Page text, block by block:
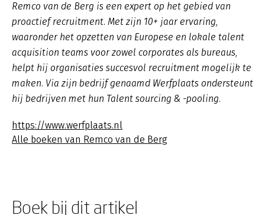
Remco van de Berg is een expert op het gebied van
proactief recruitment. Met zijn 10+ jaar ervaring,
waaronder het opzetten van Europese en lokale talent
acquisition teams voor zowel corporates als bureaus,
helpt hij organisaties succesvol recruitment mogelijk te
maken. Via zijn bedrijf genaamd Werfplaats ondersteunt
hij bedrijven met hun Talent sourcing & -pooling.
https://www.werfplaats.nl
Alle boeken van Remco van de Berg
Boek bij dit artikel